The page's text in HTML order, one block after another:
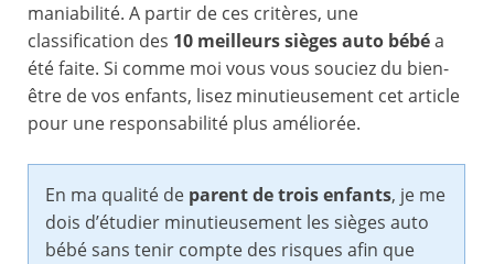
maniabilité. A partir de ces critères, une
classification des 10 meilleurs sièges auto bébéa
été faite. Si comme moi vous vous souciez du bien-
être de vos enfants, lisez minutieusement cet article
pour une responsabilité plus améliorée.
En ma qualité de parent de trois enfants, je me
dois d’étudier minutieusement les sièges auto
bébé sans tenir compte des risques afin que